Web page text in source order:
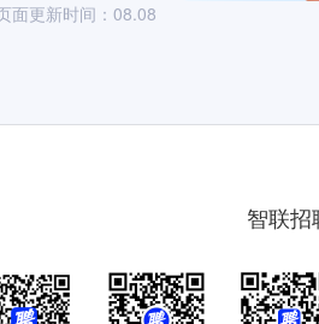
面更新时间：08.08
智联招